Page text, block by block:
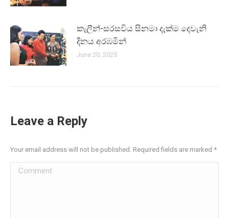
කැලීන්-සරසවිය සිනමා දැක්ම දෙවැනි
දිනය අරඹමින්
June 20, 2025
Leave a Reply
Your email address will not be published. Required fields are marked *
Comment